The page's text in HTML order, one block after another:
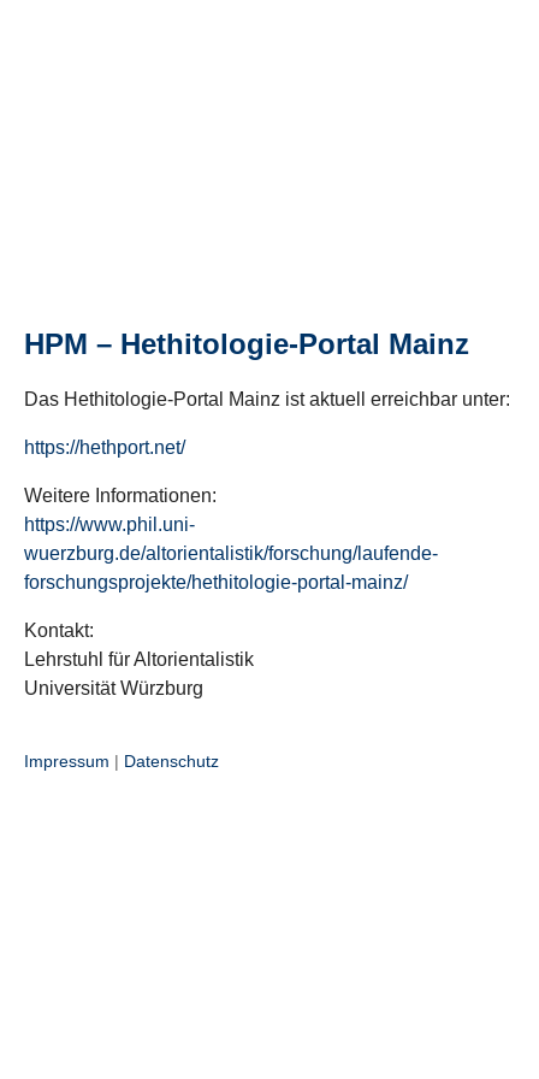
HPM – Hethitologie-Portal Mainz
Das Hethitologie-Portal Mainz ist aktuell erreichbar unter:
https://hethport.net/
Weitere Informationen:
https://www.phil.uni-
wuerzburg.de/altorientalistik/forschung/laufende-
forschungsprojekte/hethitologie-portal-mainz/
Kontakt:
Lehrstuhl für Altorientalistik
Universität Würzburg
Impressum | Datenschutz